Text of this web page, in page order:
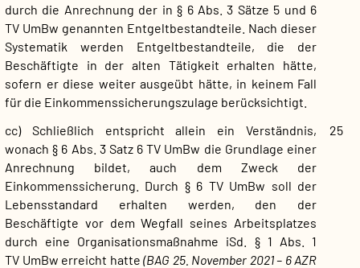
durch die Anrechnung der in § 6 Abs. 3 Sätze 5 und 6
TV UmBw genannten Entgeltbestandteile. Nach dieser
Systematik werden Entgeltbestandteile, die der
Beschäftigte in der alten Tätigkeit erhalten hätte,
sofern er diese weiter ausgeübt hätte, in keinem Fall
für die Einkommenssicherungszulage berücksichtigt.
25
cc) Schließlich entspricht allein ein Verständnis,
wonach § 6 Abs. 3 Satz 6 TV UmBw die Grundlage einer
Anrechnung bildet, auch dem Zweck der
Einkommenssicherung. Durch § 6 TV UmBw soll der
Lebensstandard erhalten werden, den der
Beschäftigte vor dem Wegfall seines Arbeitsplatzes
durch eine Organisationsmaßnahme iSd. § 1 Abs. 1
TV UmBw erreicht hatte (BAG 25. November 2021 – 6 AZR